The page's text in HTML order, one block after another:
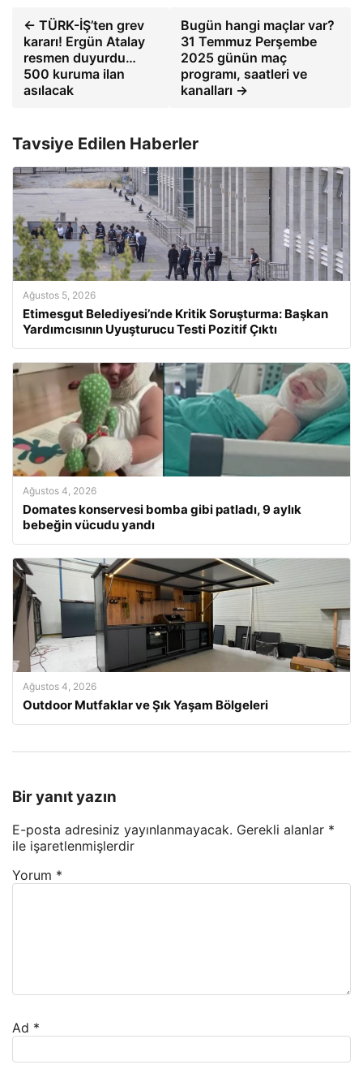
← TÜRK-İŞ’ten grev
kararı! Ergün Atalay
resmen duyurdu…
500 kuruma ilan
asılacak
Bugün hangi maçlar var?
31 Temmuz Perşembe
2025 günün maç
programı, saatleri ve
kanalları →
Tavsiye Edilen Haberler
Ağustos 5, 2026
Etimesgut Belediyesi’nde Kritik Soruşturma: Başkan
Yardımcısının Uyuşturucu Testi Pozitif Çıktı
Ağustos 4, 2026
Domates konservesi bomba gibi patladı, 9 aylık
bebeğin vücudu yandı
Ağustos 4, 2026
Outdoor Mutfaklar ve Şık Yaşam Bölgeleri
Bir yanıt yazın
E-posta adresiniz yayınlanmayacak. Gerekli alanlar *
ile işaretlenmişlerdir
Yorum *
Ad *